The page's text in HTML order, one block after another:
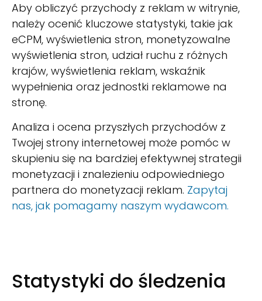
Aby obliczyć przychody z reklam w witrynie,
należy ocenić kluczowe statystyki, takie jak
eCPM, wyświetlenia stron, monetyzowalne
wyświetlenia stron, udział ruchu z różnych
krajów, wyświetlenia reklam, wskaźnik
wypełnienia oraz jednostki reklamowe na
stronę.
Analiza i ocena przyszłych przychodów z
Twojej strony internetowej może pomóc w
skupieniu się na bardziej efektywnej strategii
monetyzacji i znalezieniu odpowiedniego
partnera do monetyzacji reklam. Zapytaj
nas, jak pomagamy naszym wydawcom.
Statystyki do śledzenia